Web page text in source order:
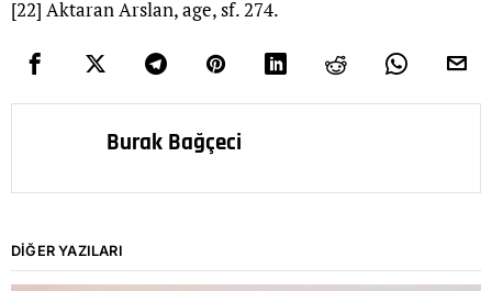
[22] Aktaran Arslan, age, sf. 274.
Burak Bağçeci
DIĞER YAZILARI